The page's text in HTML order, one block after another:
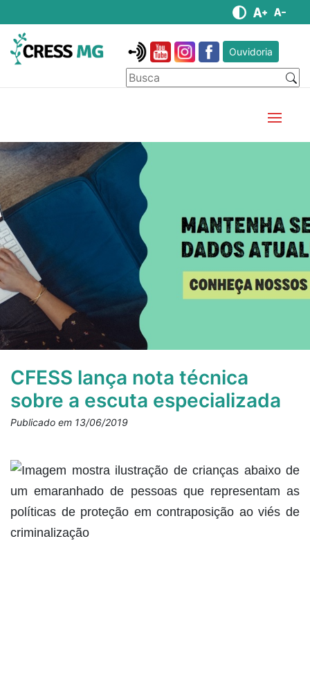
Ouvidoria
CFESS lança nota técnica
sobre a escuta especializada
Publicado em 13/06/2019